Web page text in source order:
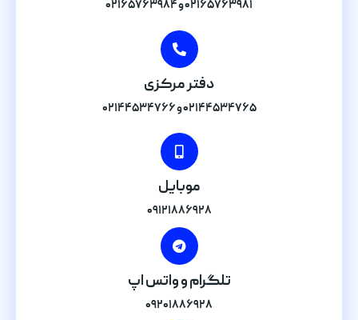
۰۲۱۶۵۷۶۳۹۸۱ و ۰۲۱۶۵۷۶۳۹۸۴
دفتر مرکزی
۰۲۱۴۴۵۳۴۷۶۵ و ۰۲۱۴۴۵۳۴۷۶۶
موبایل
۰۹۱۲۱۸۸۶۹۲۸
تلگرام و واتس اپ
۰۹۲۰۱۸۸۶۹۲۸